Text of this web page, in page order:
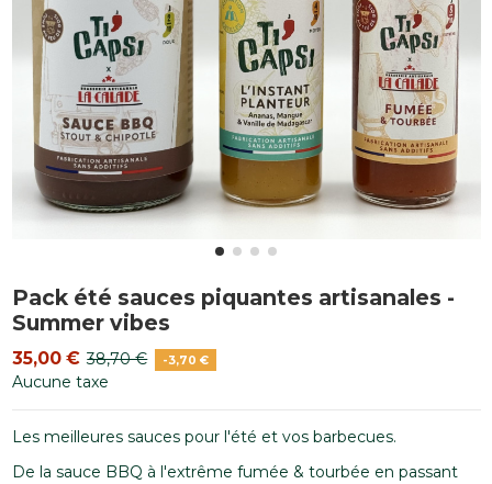
Pack été sauces piquantes artisanales -
Summer vibes
35,00 € 38,70 € -3,70 €
Aucune taxe
Les meilleures sauces pour l'été et vos barbecues.
De la sauce BBQ à l'extrême fumée & tourbée en passant